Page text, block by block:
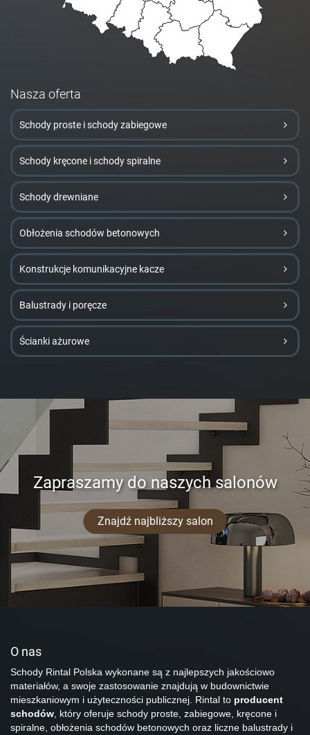
Nasza oferta
Schody proste i schody zabiegowe
Schody kręcone i schody spiralne
Schody drewniane
Obłożenia schodów betonowych
Konstrukcje komunikacyjne kacze
Balustrady i poręcze
Ścianki ażurowe
Zapraszamy do naszych salonów
Znajdź najbliższy salon
O nas
Schody Rintal Polska wykonane są z najlepszych jakościowo
materiałów, a swoje zastosowanie znajdują w budownictwie
mieszkaniowym i użyteczności publicznej. Rintal to producent
schodów, który oferuje schody proste, zabiegowe, kręcone i
spiralne, obłożenia schodów betonowych oraz liczne balustrady i